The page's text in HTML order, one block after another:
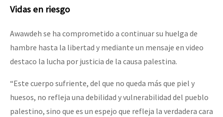
Vidas en riesgo
Awawdeh se ha comprometido a continuar su huelga de
hambre hasta la libertad y mediante un mensaje en video
destaco la lucha por justicia de la causa palestina.
“Este cuerpo sufriente, del que no queda más que piel y
huesos, no refleja una debilidad y vulnerabilidad del pueblo
palestino, sino que es un espejo que refleja la verdadera cara